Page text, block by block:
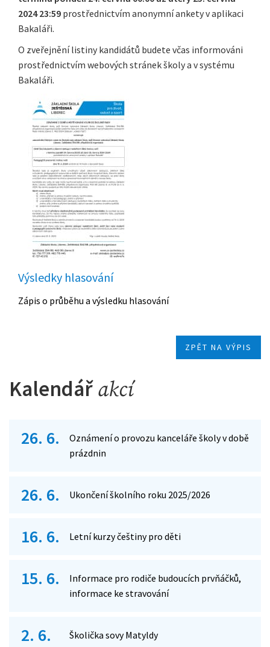
2024 23:59 prostřednictvím anonymní ankety v aplikaci
Bakaláři.
O zveřejnění listiny kandidátů budete včas informováni
prostřednictvím webových stránek školy a v systému
Bakaláři.
Výsledky hlasování
Zápis o průběhu a výsledku hlasování
ZPĚT NA VÝPIS
Kalendářakcí
26. 6.
Oznámení o provozu kanceláře školy v době
prázdnin
26. 6. Ukončení školního roku 2025/2026
16. 6. Letní kurzy češtiny pro děti
15. 6.
Informace pro rodiče budoucích prvňáčků,
informace ke stravování
2. 6. Školička sovy Matyldy